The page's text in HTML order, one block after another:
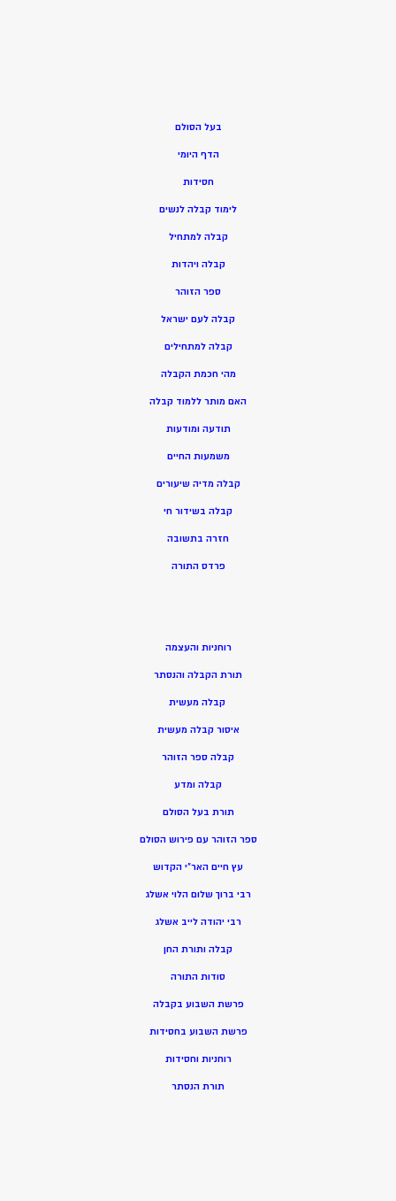
בעל הסולם
הדף היומי
חסידות
לימוד קבלה לנשים
קבלה למתחיל
קבלה ויהדות
ספר הזוהר
קבלה לעם ישראל
קבלה למתחילים
מהי חכמת הקבלה
האם מותר ללמוד קבלה
תודעה ומודעות
משמעות החיים
קבלה מדיה שיעורים
קבלה בשידור חי
חזרה בתשובה
פרדס התורה
רוחניות והעצמה
תורת הקבלה והנסתר
קבלה מעשית
איסור קבלה מעשית
קבלה ספר הזוהר
קבלה ומדע
תורת בעל הסולם
ספר הזוהר עם פירוש הסולם
עץ חיים האר”י הקדוש
רבי ברוך שלום הלוי אשלג
רבי יהודה לייב אשלג
קבלה ותורת החן
סודות התורה
פרשת השבוע בקבלה
פרשת השבוע בחסידות
רוחניות וחסידות
תורת הנסתר